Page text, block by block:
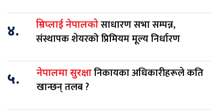
४. ग्रिनप्लाई नेपालकोसाधारण सभा सम्पन्न,
संस्थापक शेयरको प्रिमियम मूल्य निर्धारण
५. नेपालमा सुरक्षानिकायका अधिकारीहरूले कति
खान्छन् तलब ?